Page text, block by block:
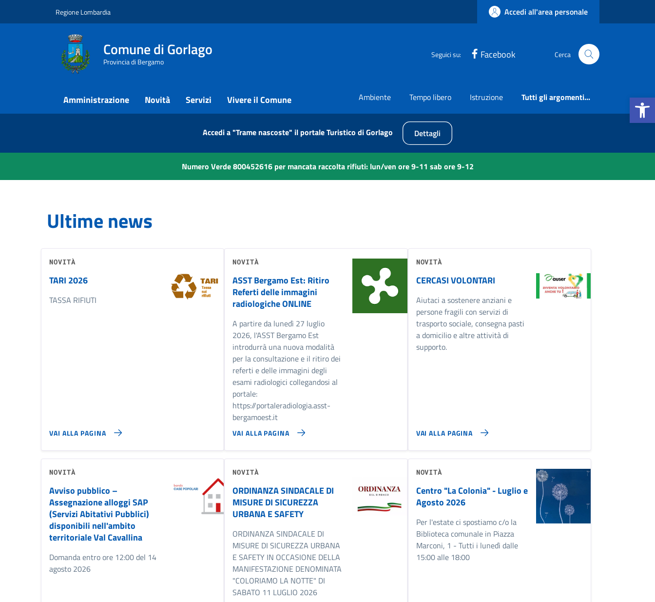
Apri la
Regione Lombardia Accedi all'area personale
Comune di Gorlago
Provincia di Bergamo
Seguici su: Facebook Cerca
Amministrazione Novità Servizi Vivere il Comune Ambiente Tempo libero Istruzione Tutti gli argomenti...
Accedi a "Trame nascoste" il portale Turistico di Gorlago Dettagli
Numero Verde 800452616 per mancata raccolta rifiuti: lun/ven ore 9-11 sab ore 9-12
Ultime news
NOVITÀ
TARI 2026
TASSA RIFIUTI
VAI ALLA PAGINA
NOVITÀ
ASST Bergamo Est: Ritiro
Referti delle immagini
radiologiche ONLINE
A partire da lunedì 27 luglio
2026, l'ASST Bergamo Est
introdurrà una nuova modalità
per la consultazione e il ritiro dei
referti e delle immagini degli
esami radiologici collegandosi al
portale:
https://portaleradiologia.asst-
bergamoest.it
VAI ALLA PAGINA
NOVITÀ
CERCASI VOLONTARI
Aiutaci a sostenere anziani e
persone fragili con servizi di
trasporto sociale, consegna pasti
a domicilio e altre attività di
supporto.
VAI ALLA PAGINA
NOVITÀ
Avviso pubblico –
Assegnazione alloggi SAP
(Servizi Abitativi Pubblici)
disponibili nell'ambito
territoriale Val Cavallina
Domanda entro ore 12:00 del 14
agosto 2026
NOVITÀ
ORDINANZA SINDACALE DI
MISURE DI SICUREZZA
URBANA E SAFETY
ORDINANZA SINDACALE DI
MISURE DI SICUREZZA URBANA
E SAFETY IN OCCASIONE DELLA
MANIFESTAZIONE DENOMINATA
"COLORIAMO LA NOTTE" DI
SABATO 11 LUGLIO 2026
NOVITÀ
Centro "La Colonia" - Luglio e
Agosto 2026
Per l'estate ci spostiamo c/o la
Biblioteca comunale in Piazza
Marconi, 1 - Tutti i lunedì dalle
15:00 alle 18:00